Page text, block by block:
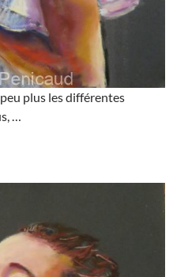
plus les différentes
…